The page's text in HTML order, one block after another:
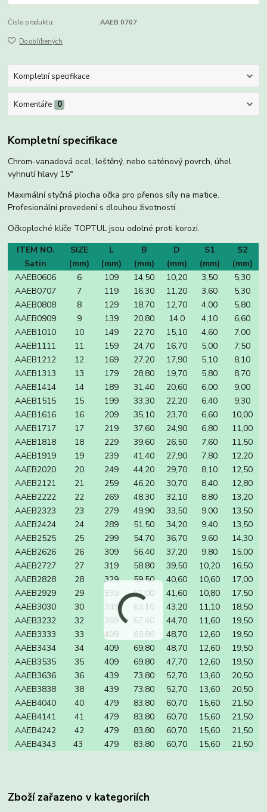
Číslo produktu: AAEB 0707
Do oblíbených
Kompletní specifikace
Komentáře 0
Kompletní specifikace
Chrom-vanadová ocel, leštěný, nebo saténový povrch, úhel
vyhnutí hlavy 15°
Maximální styčná plocha očka pro přenos síly na matice.
Profesionální provedení s dlouhou životností.
Očkoploché klíče TOPTUL jsou odolné proti korozi.
ITEM NO.
SIZE L B D S1
S2
Satin
(mm) (mm) (mm) (mm) (mm)
(mm)
AAEB0606
6 109 14,50 10,20 3,50
5,30
AAEB0707
7 119 16,30 11,20 3,60
5,30
AAEB0808
8 129 18,70 12,70 4,00
5,80
AAEB0909
9 139 20,80 14.0 4,10
6,60
AAEB1010
10 149 22,70 15,10 4,60
7,00
AAEB1111
11 159 24,70 16,70 5,00
7,50
AAEB1212
12 169 27,20 17,90 5,10
8,10
AAEB1313
13 179 28,80 19,70 5,80
8,70
AAEB1414
14 189 31,40 20,60 6,00
9,00
AAEB1515
15 199 33,30 22,20 6,40
9,30
AAEB1616
16 209 35,10 23,70 6,60
10,00
AAEB1717
17 219 37,60 24,90 6,80
11,00
AAEB1818
18 229 39,60 26,50 7,60
11,50
AAEB1919
19 239 41,40 27,90 7,80
12,20
AAEB2020
20 249 44,20 29,70 8,10
12,50
AAEB2121
21 259 46,20 30,70 8,40
12,80
AAEB2222
22 269 48,30 32,10 8,80
13,20
AAEB2323
23 279 49,90 33,50 9,00
13,50
AAEB2424
24 289 51,50 34,20 9,40
13,50
AAEB2525
25 299 54,70 36,70 9,60
14,30
AAEB2626
26 309 56,40 37,20 9,80
15,00
AAEB2727
27 319 58,80 39,50 10,20
16,50
AAEB2828
28 329 59,50 40,60 10,60
17,00
AAEB2929
29 339 61,00 41,60 10,80
17,50
AAEB3030
30 349 63,10 43,20 11,10
18,50
AAEB3232
32 369 67,40 44,70 11,60
19,50
AAEB3333
33 409 69,80 48,70 12,60
19,50
AAEB3434
34 409 69,80 48,70 12,60
19,50
AAEB3535
35 409 69,80 47,70 12,60
19,50
AAEB3636
36 439 73,80 52,70 13,60
20,50
AAEB3838
38 439 73,80 52,70 13,60
20,50
AAEB4040
40 479 83,80 60,70 15,60
21,50
AAEB4141
41 479 83,80 60,70 15,60
21,50
AAEB4242
42 479 83,80 60,70 15,60
21,50
AAEB4343
43 479 83,80 60,70 15,60 21,50
Zboží zařazeno v kategoriích